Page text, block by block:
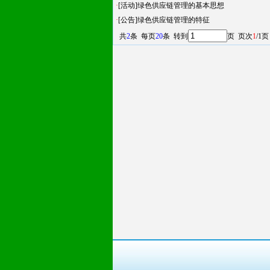
·[活动]绿色供应链管理的基本思想
·[公告]绿色供应链管理的特征
共2条 每页20条 转到 页 页次1/1页